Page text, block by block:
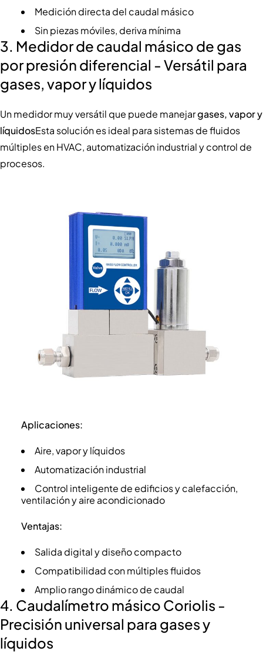
Medición directa del caudal másico
Sin piezas móviles, deriva mínima
3. Medidor de caudal másico de gas
por presión diferencial - Versátil para
gases, vapor y líquidos
Un medidor muy versátil que puede manejargases, vapor y
líquidosEsta solución es ideal para sistemas de fluidos
múltiples en HVAC, automatización industrial y control de
procesos.
Aplicaciones:
Aire, vapor y líquidos
Automatización industrial
Control inteligente de edificios y calefacción,
ventilación y aire acondicionado
Ventajas:
Salida digital y diseño compacto
Compatibilidad con múltiples fluidos
Amplio rango dinámico de caudal
4. Caudalímetro másico Coriolis -
Precisión universal para gases y
líquidos